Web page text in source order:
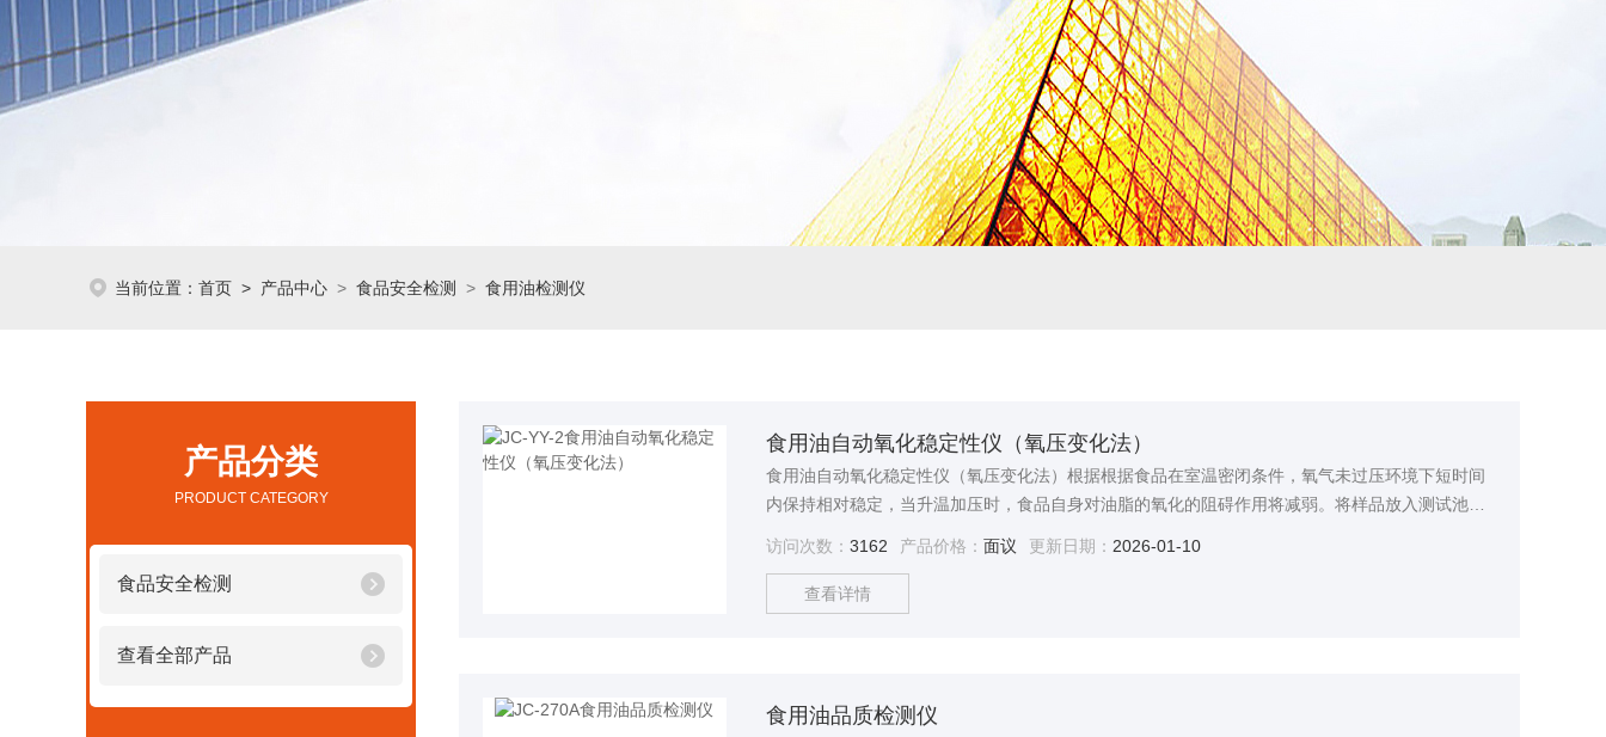
当前位置： 首页 > 产品中心 > 食品安全检测 > 食用油检测仪
产品分类
PRODUCT CATEGORY
食品安全检测
查看全部产品
食用油自动氧化稳定性仪（氧压变化法）
食用油自动氧化稳定性仪（氧压变化法）根据根据食品在室温密闭条件，氧气未过压环境下短时间
内保持相对稳定，当升温加压时，食品自身对油脂的氧化的阻碍作用将减弱。将样品放入测试池并
样品的氧化稳定性。
访问次数：3162 产品价格：面议 更新日期： 2026-01-10
查看详情
食用油品质检测仪